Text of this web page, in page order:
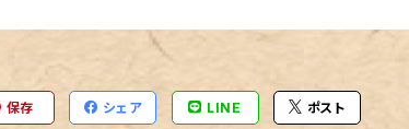
保存 シェア LINE ポスト